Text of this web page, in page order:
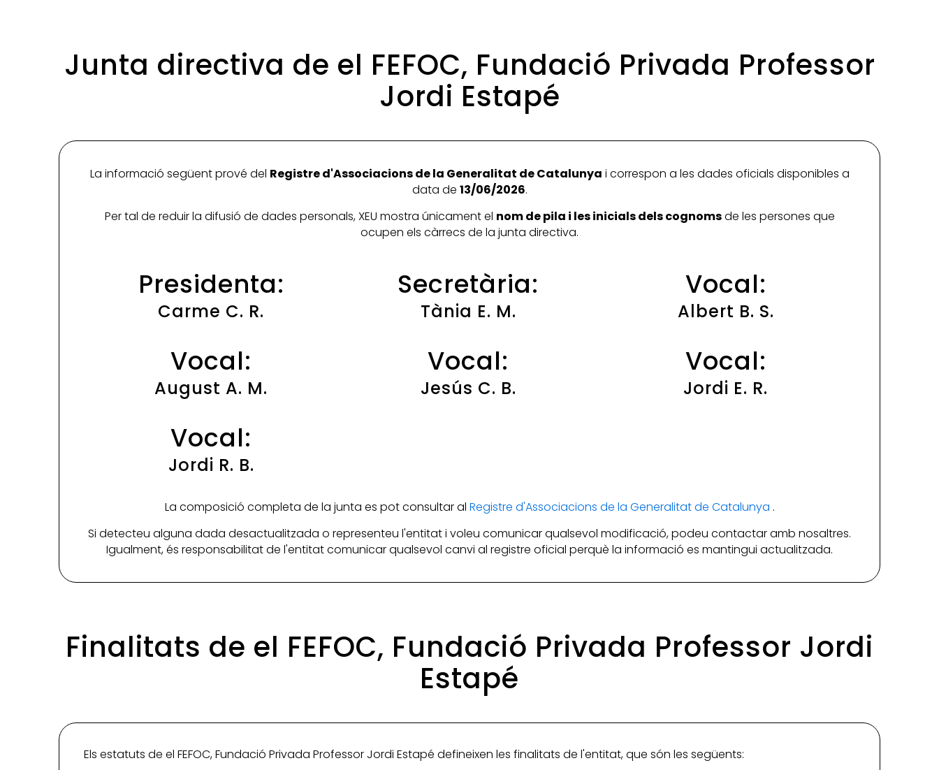
Junta directiva de el FEFOC, Fundació Privada Professor
Jordi Estapé
La informació següent prové del Registre d'Associacions de la Generalitat de Catalunya i correspon a les dades oficials disponibles a
data de 13/06/2026.
Per tal de reduir la difusió de dades personals, XEU mostra únicament el nom de pila i les inicials dels cognomsde les persones que
ocupen els càrrecs de la junta directiva.
Presidenta:
Carme C. R.
Secretària:
Tània E. M.
Vocal:
Albert B. S.
Vocal:
August A. M.
Vocal:
Jesús C. B.
Vocal:
Jordi E. R.
Vocal:
Jordi R. B.
La composició completa de la junta es pot consultar al Registre d'Associacions de la Generalitat de Catalunya .
Si detecteu alguna dada desactualitzada o representeu l'entitat i voleu comunicar qualsevol modificació, podeu contactar amb nosaltres.
Igualment, és responsabilitat de l'entitat comunicar qualsevol canvi al registre oficial perquè la informació es mantingui actualitzada.
Finalitats de el FEFOC, Fundació Privada Professor Jordi
Estapé
Els estatuts de el FEFOC, Fundació Privada Professor Jordi Estapé defineixen les finalitats de l'entitat, que són les següents: